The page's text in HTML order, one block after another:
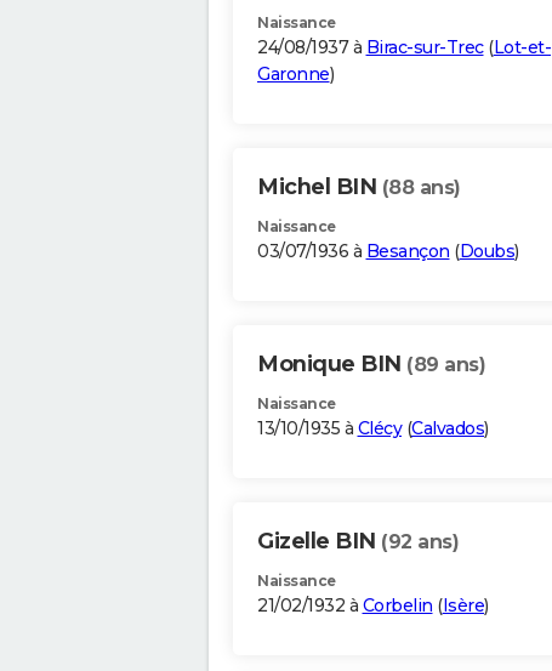
Naissance
24/08/1937 à Birac-sur-Trec(Lot-et-
Garonne)
Michel BIN (88 ans)
Naissance
03/07/1936 à Besançon (Doubs)
Monique BIN (89 ans)
Naissance
13/10/1935 à Clécy(Calvados)
Gizelle BIN (92 ans)
Naissance
21/02/1932 à Corbelin (Isère)